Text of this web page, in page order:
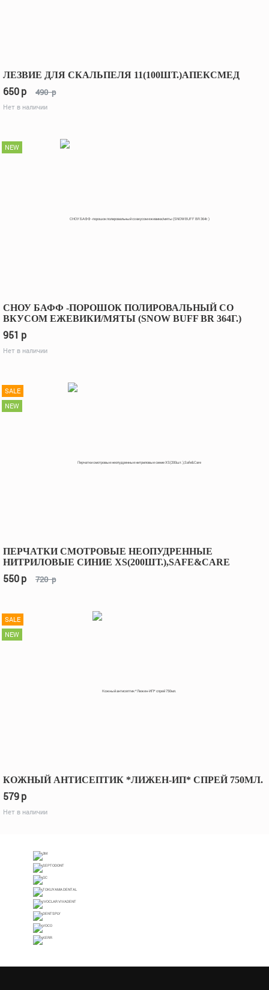
ЛЕЗВИЕ ДЛЯ СКАЛЬПЕЛЯ 11(100ШТ.)АПЕКСМЕД
650p 490 p
Нет в наличии
СНОУ БАФФ -ПОРОШОК ПОЛИРОВАЛЬНЫЙ СО
ВКУСОМ ЕЖЕВИКИ/МЯТЫ (SNOW BUFF BR 364Г.)
951 p
Нет в наличии
NEW
ПЕРЧАТКИ СМОТРОВЫЕ НЕОПУДРЕННЫЕ
НИТРИЛОВЫЕ СИНИЕ XS(200ШТ.),SAFE&CARE
550p 720 p
SALE
NEW
КОЖНЫЙ АНТИСЕПТИК *ЛИЖЕН-ИП* СПРЕЙ 750МЛ.
579p
Нет в наличии
SALE
NEW